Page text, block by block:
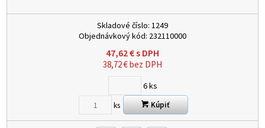
Skladové číslo: 1249
Objednávkový kód: 232110000
47,62€s DPH
38,72€bez DPH
6ks
ks Kúpiť